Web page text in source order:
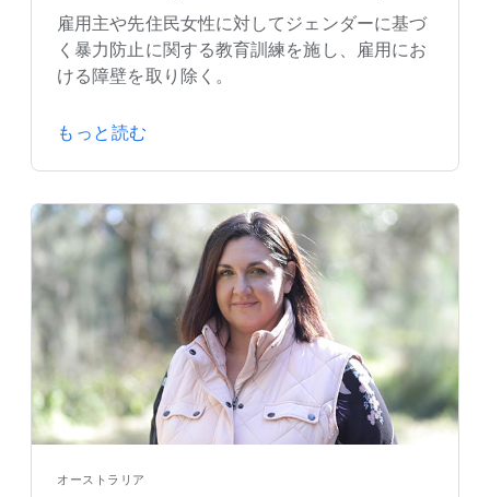
雇用主や先住民女性に対してジェンダーに基づ
く暴力防止に関する教育訓練を施し、雇用にお
ける障壁を取り除く。
もっと読む
オーストラリア